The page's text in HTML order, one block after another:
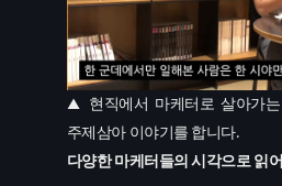
▲ 현직에서 마케터로 살아가는
주제삼아 이야기를 합니다.
다양한 마케터들의 시각으로 읽어